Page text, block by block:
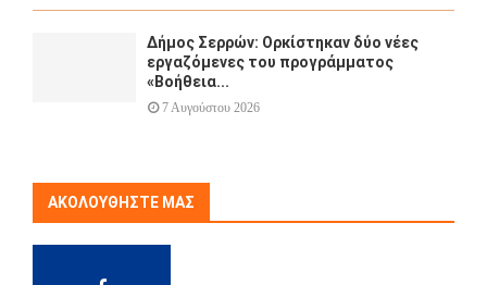
Δήμος Σερρών: Ορκίστηκαν δύο νέες
εργαζόμενες του προγράμματος
«Βοήθεια...
7 Αυγούστου 2026
ΑΚΟΛΟΥΘΉΣΤΕ ΜΑΣ